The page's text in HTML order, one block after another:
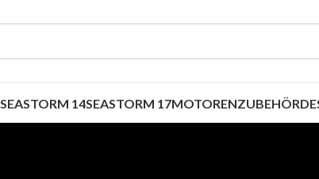
SEASTORM 14SEASTORM 17MOTORENZUBEHÖR